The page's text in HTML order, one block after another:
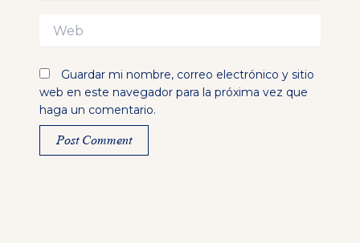
Guardar mi nombre, correo electrónico y sitio
web en este navegador para la próxima vez que
haga un comentario.